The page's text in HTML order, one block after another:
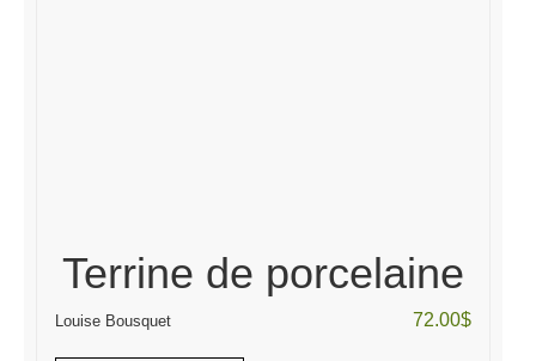
Terrine de porcelaine
Louise Bousquet 72.00$